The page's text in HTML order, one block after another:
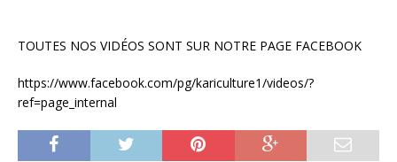
TOUTES NOS VIDÉOS SONT SUR NOTRE PAGE FACEBOOK
https://www.facebook.com/pg/kariculture1/videos/?
ref=page_internal